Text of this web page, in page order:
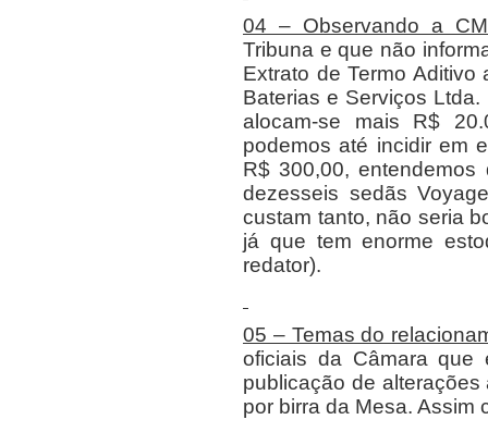
04 – Observando a
Tribuna e que não
Extrato de Termo
Baterias e Serviços
alocam-se mais R$
podemos até incidir em
R$ 300,00,
dezesseis sedãs
custam tanto, não seria
já que tem enorme
redator).
05 – Temas do
oficiais da Câmara que
publicação de
por birra da Mesa. Assim